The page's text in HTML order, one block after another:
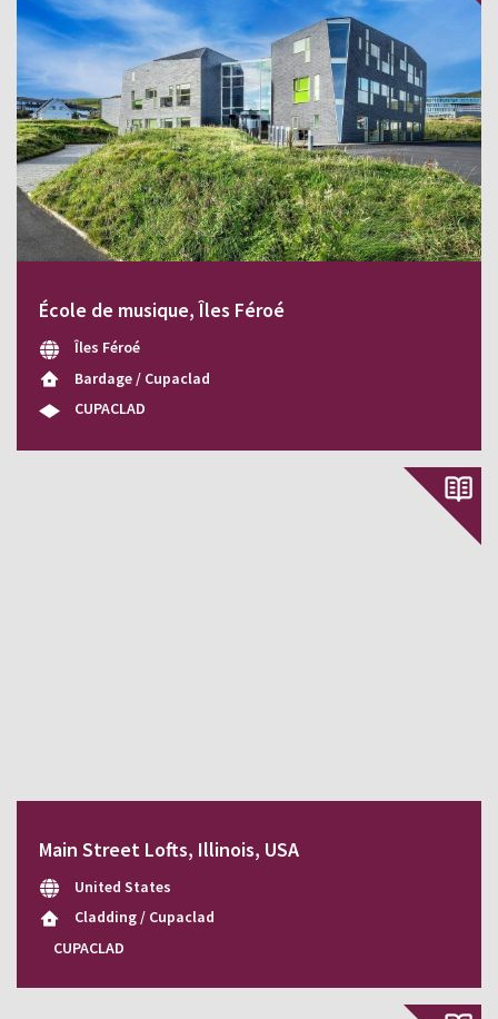
École de musique, Îles Féroé
Îles Féroé
Bardage / Cupaclad
CUPACLAD
Main Street Lofts, Illinois, USA
United States
Cladding / Cupaclad
CUPACLAD